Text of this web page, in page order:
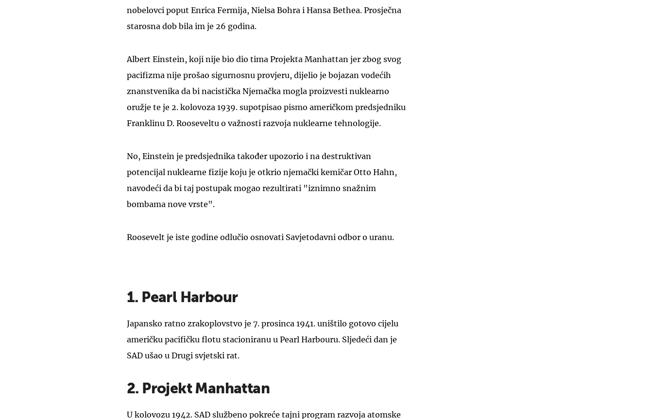
nobelovci poput Enrica Fermija, Nielsa Bohra i Hansa Bethea. Prosječna
starosna dob bila im je 26 godina.
Albert Einstein, koji nije bio dio tima Projekta Manhattan jer zbog svog
pacifizma nije prošao sigurnosnu provjeru, dijelio je bojazan vodećih
znanstvenika da bi nacistička Njemačka mogla proizvesti nuklearno
oružje te je 2. kolovoza 1939. supotpisao pismo američkom predsjedniku
Franklinu D. Rooseveltu o važnosti razvoja nuklearne tehnologije.
No, Einstein je predsjednika također upozorio i na destruktivan
potencijal nuklearne fizije koju je otkrio njemački kemičar Otto Hahn,
navodeći da bi taj postupak mogao rezultirati "iznimno snažnim
bombama nove vrste".
Roosevelt je iste godine odlučio osnovati Savjetodavni odbor o uranu.
1. Pearl Harbour
Japansko ratno zrakoplovstvo je 7. prosinca 1941. uništilo gotovo cijelu
američku pacifičku flotu stacioniranu u Pearl Harbouru. Sljedeći dan je
SAD ušao u Drugi svjetski rat.
2. Projekt Manhattan
U kolovozu 1942. SAD službeno pokreće tajni program razvoja atomske